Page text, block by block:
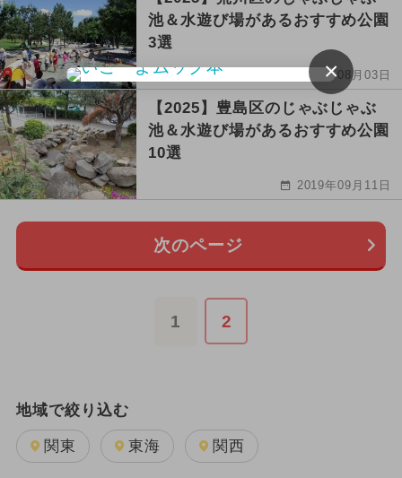
池＆水遊び場があるおすすめ公園
3選
2021年08月03日
【2025】豊島区のじゃぶじゃぶ
池＆水遊び場があるおすすめ公園
10選
2019年09月11日
次のページ
1 2
地域で絞り込む
関東 東海 関西
×